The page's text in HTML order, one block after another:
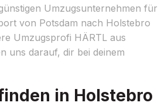
Umzugsunternehmen für
von Potsdam nach Holstebro
Umzugsprofi HÄRTL aus
uns darauf, dir bei deinem
in Holstebro